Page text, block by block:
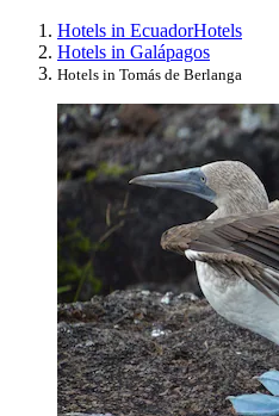
Hotels in EcuadorHotels
Hotels in Galápagos
Hotels in Tomás de Berlanga